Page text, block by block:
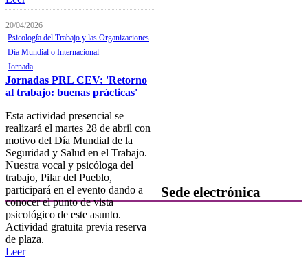
20/04/2026
Psicología del Trabajo y las Organizaciones
Día Mundial o Internacional
Jornada
Jornadas PRL CEV: 'Retorno
al trabajo: buenas prácticas'
Esta actividad presencial se
realizará el martes 28 de abril con
motivo del Día Mundial de la
Seguridad y Salud en el Trabajo.
Nuestra vocal y psicóloga del
trabajo, Pilar del Pueblo,
participará en el evento dando a
conocer el punto de vista
psicológico de este asunto.
Actividad gratuita previa reserva
de plaza.
Leer
Sede electrónica